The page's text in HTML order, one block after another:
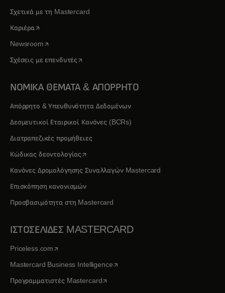
Σχετικά με τη Mastercard
Καριέραopens in a new tab
Newsroomopens in a new tab
Σχέσεις με επενδυτέςopens in a new tab
ΝΟΜΙΚΑ ΘΕΜΑΤΑ & ΑΠΟΡΡΗΤΟ
Απόρρητο & Υπευθυνότητα Δεδομένων
Δεσμευτικοί Εταιρικοί Κανόνες (BCRs)
Διατραπεζικές προμήθειες
Κώδικας δεοντολογίαςopens in a new tab
Κανόνες Δρομολόγησης Συναλλαγών Mastercard
Επισκόπηση κανονισμών
Προσβασιμότητα στη Mastercard
ΙΣΤΟΣΕΛΙΔΕΣ MASTERCARD
Priceless.comopens in a new tab
Mastercard Business Intelligenceopens in a new tab
Προγραμματιστές Mastercardopens in a new tab